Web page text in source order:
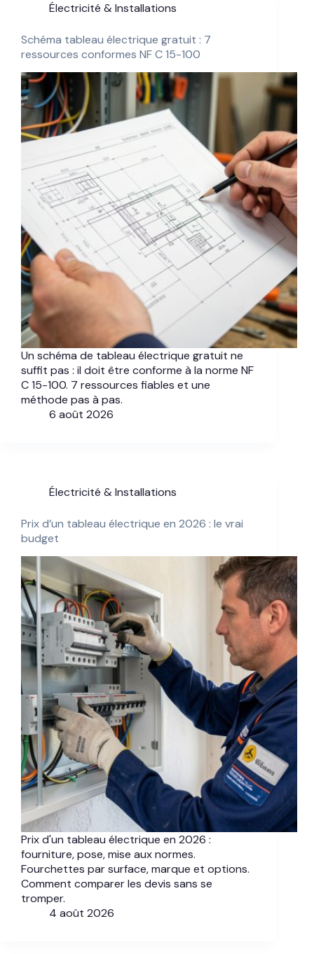
Électricité & Installations
Schéma tableau électrique gratuit : 7
ressources conformes NF C 15-100
Un schéma de tableau électrique gratuit ne
suffit pas : il doit être conforme à la norme NF
C 15-100. 7 ressources fiables et une
méthode pas à pas.
6 août 2026
Électricité & Installations
Prix d’un tableau électrique en 2026 : le vrai
budget
Prix d'un tableau électrique en 2026 :
fourniture, pose, mise aux normes.
Fourchettes par surface, marque et options.
Comment comparer les devis sans se
tromper.
4 août 2026